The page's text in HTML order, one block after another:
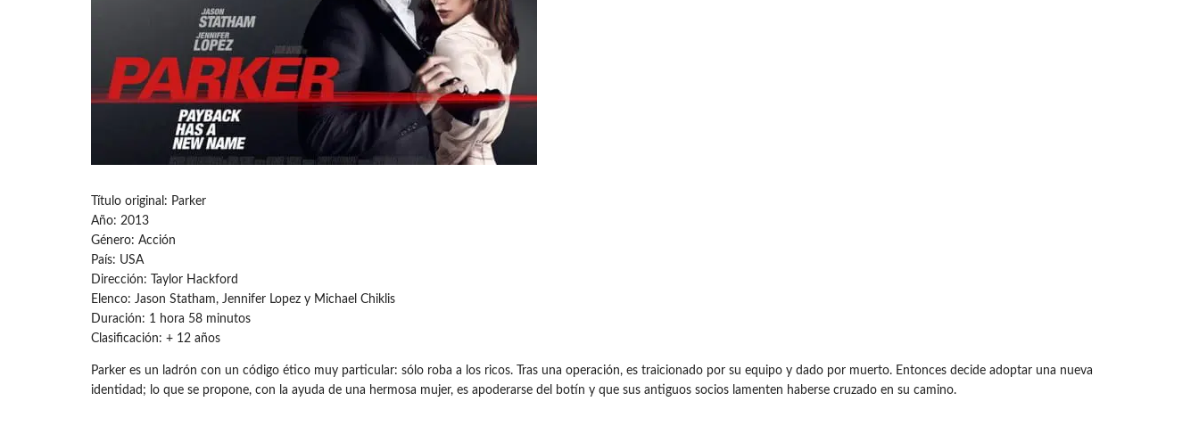
Título original: Parker
Año: 2013
Género: Acción
País: USA
Dirección: Taylor Hackford
Elenco: Jason Statham, Jennifer Lopez y Michael Chiklis
Duración: 1 hora 58 minutos
Clasificación: + 12 años
Parker es un ladrón con un código ético muy particular: sólo roba a los ricos. Tras una operación, es traicionado por su equipo y dado por muerto. Entonces decide adoptar una nueva
identidad; lo que se propone, con la ayuda de una hermosa mujer, es apoderarse del botín y que sus antiguos socios lamenten haberse cruzado en su camino.